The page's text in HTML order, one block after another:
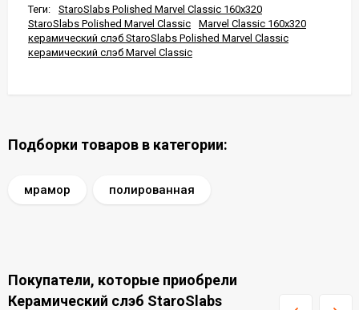
Теги:
StaroSlabs Polished Marvel Classic 160x320
StaroSlabs Polished Marvel Classic
Marvel Classic 160x320
керамический слэб StaroSlabs Polished Marvel Classic
керамический слэб Marvel Classic
Подборки товаров в категории:
мрамор полированная
Покупатели, которые приобрели
Керамический слэб StaroSlabs